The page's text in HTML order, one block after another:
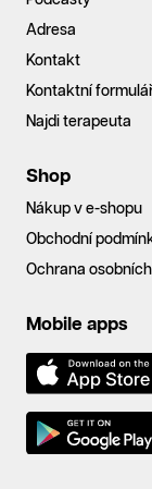
Adresa
Kontakt
Kontaktní
Najdi terapeuta
Shop
Nákup v e-shopu
Obchodní
Ochrana
Mobile apps